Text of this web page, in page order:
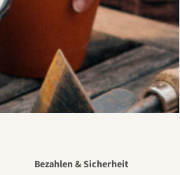
Bezahlen & Sicherheit